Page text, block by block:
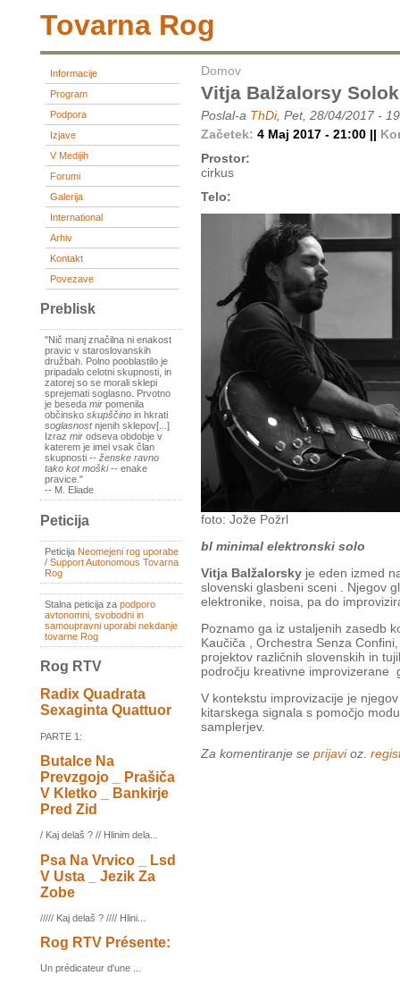
Tovarna Rog
Informacije
Program
Podpora
Izjave
V Medijih
Forumi
Galerija
International
Arhiv
Kontakt
Povezave
Preblisk
"Nič manj značilna ni enakost
pravic v staroslovanskih
družbah. Polno pooblastilo je
pripadalo celotni skupnosti, in
zatorej so se morali sklepi
sprejemati soglasno. Prvotno
je beseda mir pomenila
občinsko skupščino in hkrati
soglasnostnjenih sklepov[...]
Izraz mir odseva obdobje v
katerem je imel vsak član
skupnosti -- ženske ravno
tako kot moški-- enake
pravice."
-- M. Eliade
Peticija
Peticija Neomejeni rog uporabe
/ Support Autonomous Tovarna
Rog
Stalna peticija za podporo
avtonomni, svobodni in
samoupravni uporabi nekdanje
tovarne Rog
Rog RTV
Radix Quadrata
Sexaginta Quattuor
PARTE 1:
Butalce Na
Prevzgojo _ Prašiča
V Kletko _ Bankirje
Pred Zid
/ Kaj delaš ? // Hlinim dela...
Psa Na Vrvico _ Lsd
V Usta _ Jezik Za
Zobe
///// Kaj delaš ? //// Hlini...
Rog RTV Présente:
Un prédicateur d'une ...
Domov
Vitja Balžalorsy
Poslal-a ThDi, Pet, 28/04/2017 -
Začetek: 4 Maj 2017 - 21:00 ||
Prostor:
cirkus
Telo:
foto: Jože Požrl
bl minimal elektronski solo
Vitja Balžalorsky je eden izmed
slovenski glasbeni sceni . Njegov
elektronike, noisa, pa do
Poznamo ga iz ustaljenih zasedb
Kaučiča , Orchestra Senza
projektov različnih slovenskih in
področju kreativne improvizerane
V kontekstu improvizacije je
kitarskega signala s pomočjo
samplerjev.
Za komentiranje se prijavioz.